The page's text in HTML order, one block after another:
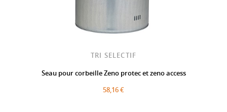
TRI SELECTIF
Seau pour corbeille Zeno protec et zeno access
58,16 €